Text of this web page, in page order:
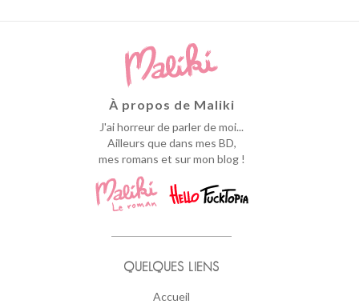
À propos de Maliki
J'ai horreur de parler de moi...
Ailleurs que dans mes BD,
mes romans et sur mon blog !
QUELQUES LIENS
Accueil